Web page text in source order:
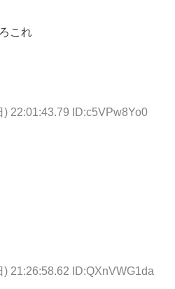
これ
) 22:01:43.79 ID:c5VPw8Yo0
) 21:26:58.62 ID:QXnVWG1da